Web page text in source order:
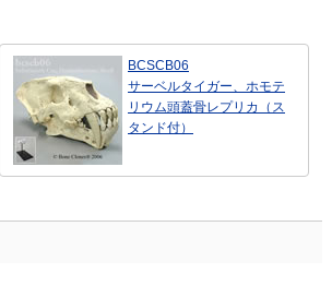
BCSCB06
サーベルタイガー、ホモテ
リウム頭蓋骨レプリカ（ス
タンド付）